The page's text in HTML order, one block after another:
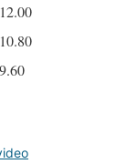
12.00
10.80
9.60